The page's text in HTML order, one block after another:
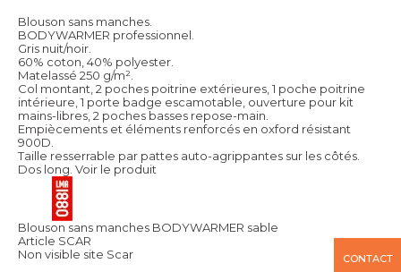
Blouson sans manches.
BODYWARMER professionnel.
Gris nuit/noir.
60% coton, 40% polyester.
Matelassé 250 g/m².
Col montant, 2 poches poitrine extérieures, 1 poche poitrine
intérieure, 1 porte badge escamotable, ouverture pour kit
mains-libres, 2 poches basses repose-main.
Empiècements et éléments renforcés en oxford résistant
900D.
Taille resserrable par pattes auto-agrippantes sur les côtés.
Dos long. Voir le produit
Blouson sans manches BODYWARMER sable
Article SCAR
Non visible site Scar
CONTACT